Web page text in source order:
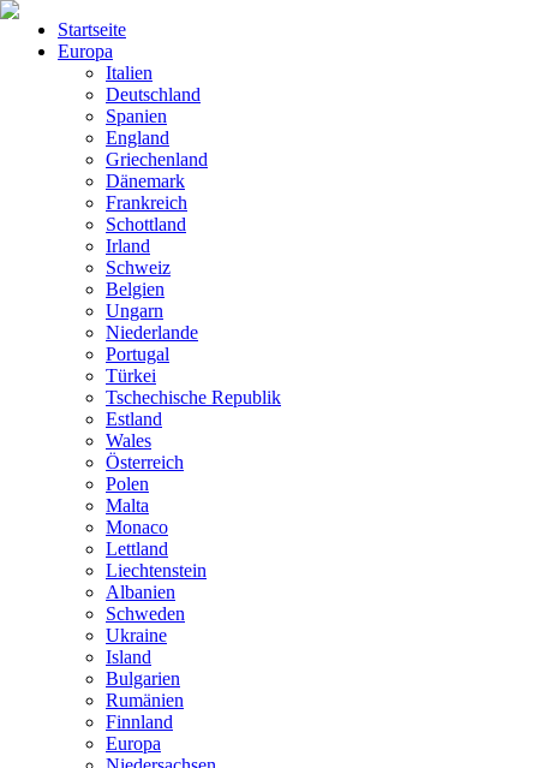
Startseite
Europa
Italien
Deutschland
Spanien
England
Griechenland
Dänemark
Frankreich
Schottland
Irland
Schweiz
Belgien
Ungarn
Niederlande
Portugal
Türkei
Tschechische Republik
Estland
Wales
Österreich
Polen
Malta
Monaco
Lettland
Liechtenstein
Albanien
Schweden
Ukraine
Island
Bulgarien
Rumänien
Finnland
Europa